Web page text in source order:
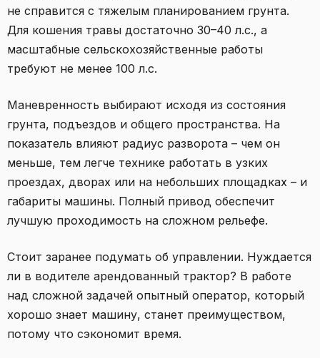
не справится с тяжелым планированием грунта.
Для кошения травы достаточно 30–40 л.с., а
масштабные сельскохозяйственные работы
требуют не менее 100 л.с.
Маневренность выбирают исходя из состояния
грунта, подъездов и общего пространства. На
показатель влияют радиус разворота – чем он
меньше, тем легче технике работать в узких
проездах, дворах или на небольших площадках – и
габариты машины. Полный привод обеспечит
лучшую проходимость на сложном рельефе.
Стоит заранее подумать об управлении. Нуждается
ли в водителе арендованный трактор? В работе
над сложной задачей опытный оператор, который
хорошо знает машину, станет преимуществом,
потому что сэкономит время.